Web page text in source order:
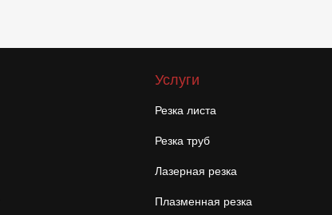
Услуги
Резка листа
Резка труб
Лазерная резка
Плазменная резка